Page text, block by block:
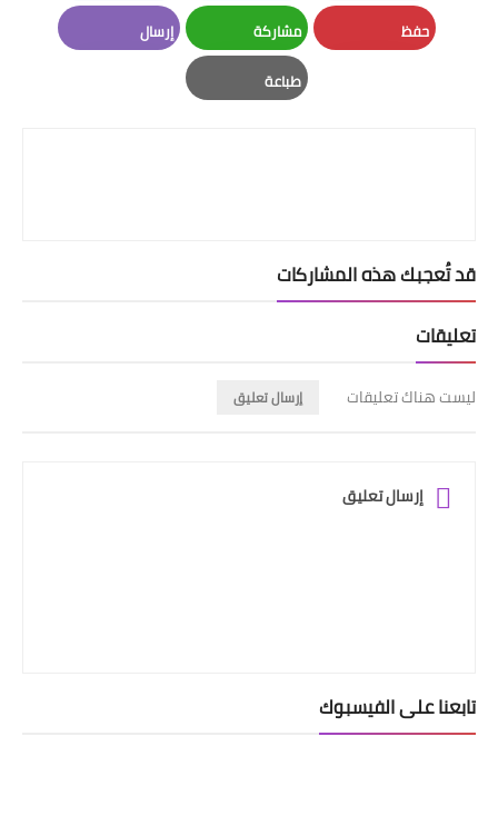
Facebook
Twitter
LinkedIn
حفظ مشاركة
Whatsapp
إرسال
طباعة
قد تُعجبك هذه المشاركات
تعليقات
ليست هناك تعليقات إرسال تعليق
إرسال تعليق
تابعنا على الفيسبوك